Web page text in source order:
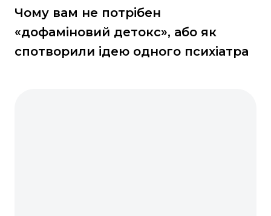
Чому вам не потрібен
«дофаміновий детокс», або як
спотворили ідею одного психіатра